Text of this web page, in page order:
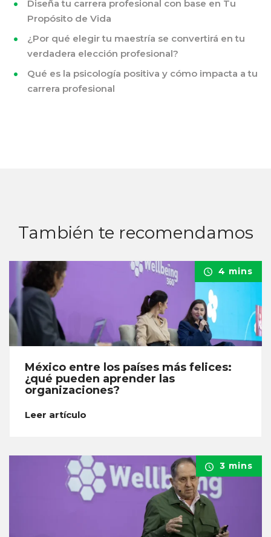
Diseña tu carrera profesional con base en Tu
Propósito de Vida
¿Por qué elegir tu maestría se convertirá en tu
verdadera elección profesional?
Qué es la psicología positiva y cómo impacta a tu
carrera profesional
También te recomendamos
4 mins
México entre los países más felices:
¿qué pueden aprender las
organizaciones?
Leer artículo
3 mins